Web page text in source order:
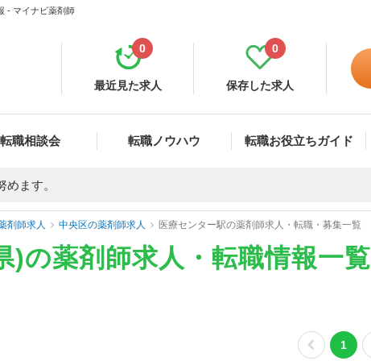
- マイナビ薬剤師
最近見た求人
0
保存した求人
0
転職相談会 転職ノウハウ 転職お役立ちガイド
ます。
剤師求人 中央区の薬剤師求人 医療センター駅の薬剤師求人・転職・募集一覧
)の薬剤師求人・転職情報一覧
1